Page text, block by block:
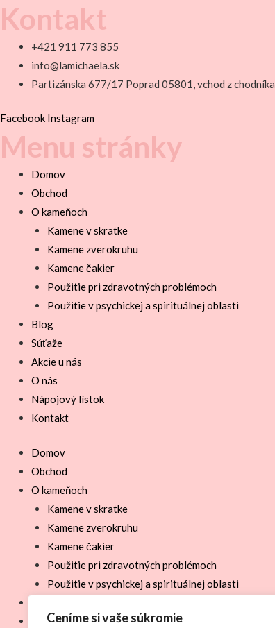
Ceníme si vaše súkromie
Kontakt
+421 911 773 855
info@lamichaela.sk
Partizánska 677/17 Poprad 05801, vchod z chodníka
Facebook Instagram
Menu stránky
Domov
Obchod
O kameňoch
Kamene v skratke
Kamene zverokruhu
Kamene čakier
Použitie pri zdravotných problémoch
Použitie v psychickej a spirituálnej oblasti
Blog
Súťaže
Akcie u nás
O nás
Nápojový lístok
Kontakt
Domov
Obchod
O kameňoch
Kamene v skratke
Kamene zverokruhu
Kamene čakier
Použitie pri zdravotných problémoch
Použitie v psychickej a spirituálnej oblasti
Súťaže